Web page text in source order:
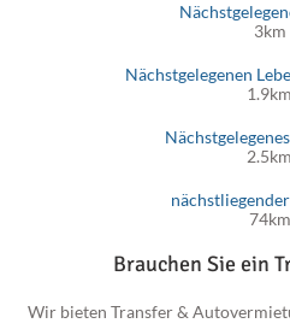
zu Stränden, historischen
Einkaufsmöglichkeiten ist die
positioniert für Gäste, die
kretische Dörfer genießen und
3km
Nächstgelegenen
1.9km
2.5km
74km
Brauchen Sie ein
Wir bieten Transfer &